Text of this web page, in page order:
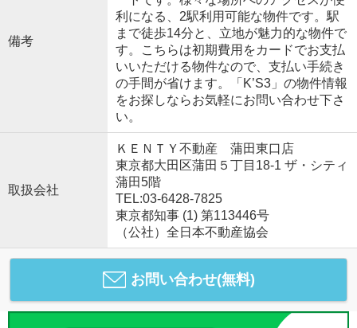
備考
利になる、2駅利用可能な物件です。駅
まで徒歩14分と、立地が魅力的な物件で
す。こちらは初期費用をカードでお支払
いいただける物件なので、支払い手続き
の手間が省けます。「K’S3」の物件情報
をお探しならお気軽にお問い合わせ下さ
い。
取扱会社
ＫＥＮＴＹ不動産 蒲田東口店
東京都大田区蒲田５丁目18-1 ザ・シティ
蒲田5階
TEL:03-6428-7825
東京都知事 (1) 第113446号
（公社）全日本不動産協会
お問い合わせ(無料)